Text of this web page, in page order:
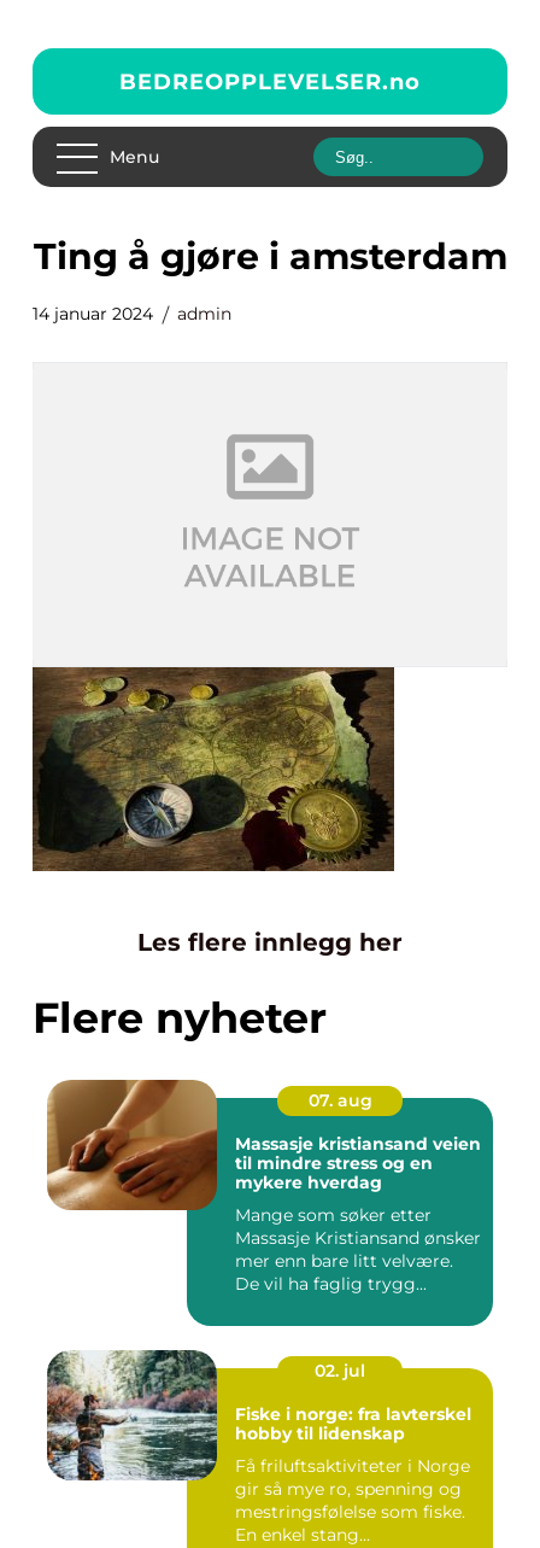
BEDREOPPLEVELSER.no
Menu
ting å gjøre i amsterdam
14 januar 2024 admin
Les flere innlegg her
Flere nyheter
07. aug
Massasje kristiansand veien
til mindre stress og en
mykere hverdag
Mange som søker etter
Massasje Kristiansand ønsker
mer enn bare litt velvære.
De vil ha faglig trygg...
02. jul
Fiske i norge: fra lavterskel
hobby til lidenskap
Få friluftsaktiviteter i Norge
gir så mye ro, spenning og
mestringsfølelse som fiske.
En enkel stang...